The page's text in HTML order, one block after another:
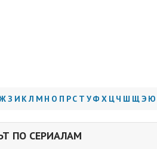
З И КЛ М Н О П РС Т УФ Х ЦЧ Ш ЩЭ Ю
ПО СЕРИАЛАМ